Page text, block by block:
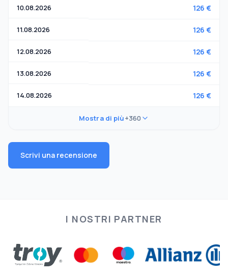
10.08.2026 126 €
11.08.2026 126 €
12.08.2026 126 €
13.08.2026 126 €
14.08.2026 126 €
Mostra di più+360
Scrivi una recensione
I NOSTRI PARTNER